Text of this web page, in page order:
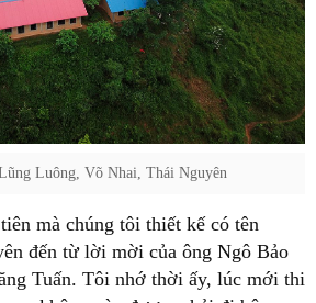
Luông, Võ Nhai, Thái Nguyên
mà chúng tôi thiết kế có tên
đến từ lời mời của ông Ngô Bảo
Tuấn. Tôi nhớ thời ấy, lúc mới thi